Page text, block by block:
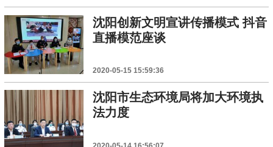
沈阳创新文明宣讲传播模式 抖音
直播模范座谈
2020-05-15 15:59:36
沈阳市生态环境局将加大环境执
法力度